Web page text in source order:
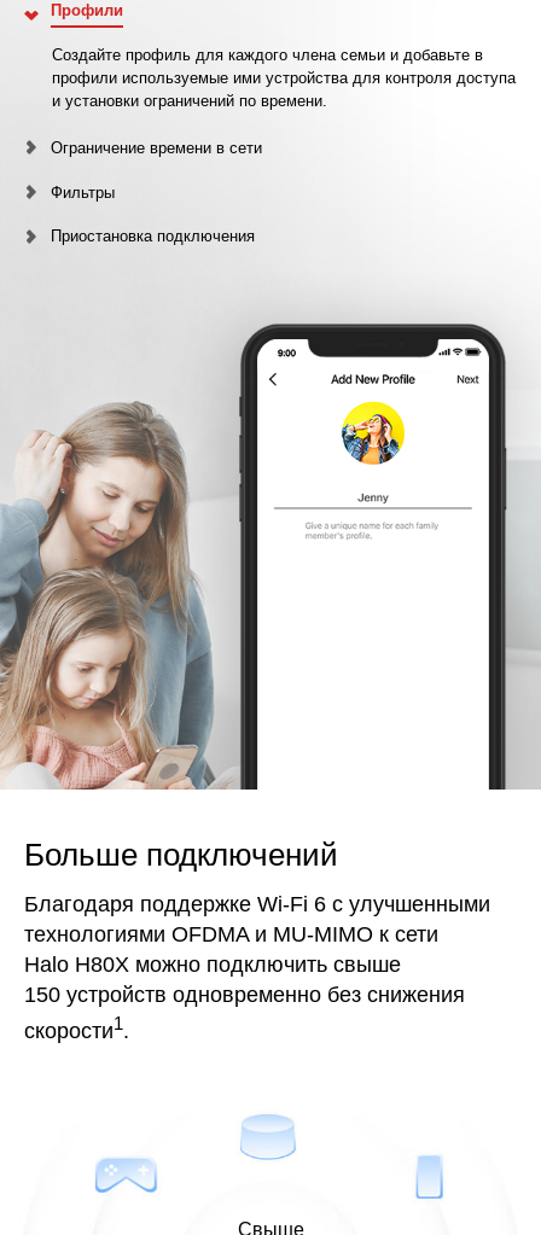
Профили
Создайте профиль для каждого члена семьи и добавьте в
профили используемые ими устройства для контроля доступа
и установки ограничений по времени.
Ограничение времени в сети
Фильтры
Приостановка подключения
Больше подключений
Благодаря поддержке Wi-Fi 6 с улучшенными
технологиями OFDMA и MU-MIMO к сети
Halo H80X можно подключить свыше
150 устройств одновременно без снижения
скорости1.
Свыше